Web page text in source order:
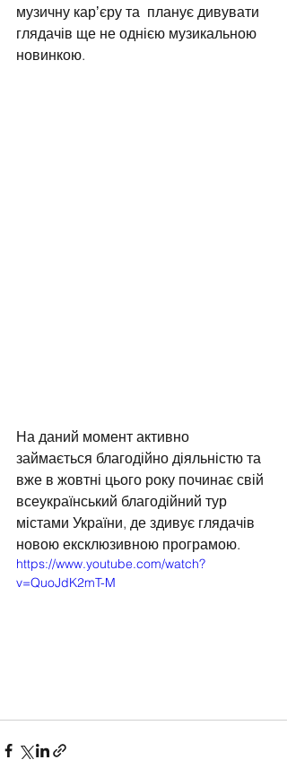
музичну карʼєру та  планує дивувати
глядачів ще не однією музикальною
новинкою.
На даний момент активно
займається благодійно діяльністю та
вже в жовтні цього року починає свій
всеукраїнський благодійний тур
містами України, де здивує глядачів
новою ексклюзивною програмою.
https://www.youtube.com/watch?
v=QuoJdK2mT-M